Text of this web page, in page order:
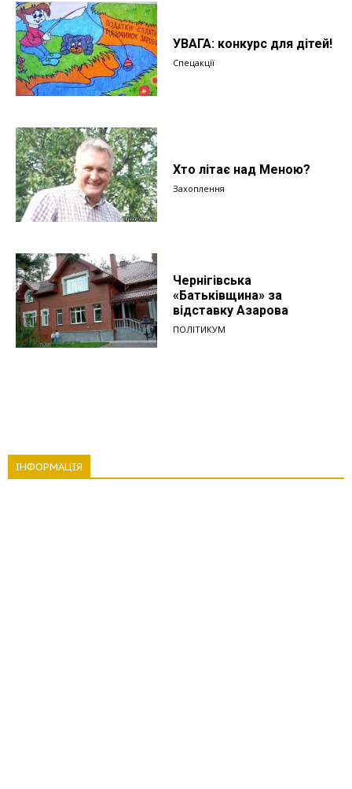
УВАГА: конкурс для дітей!
Спецакції
Хто літає над Меною?
Захоплення
Чернігівська
«Батьківщина» за
відставку Азарова
ПОЛІТИКУМ
ІНФОРМАЦІЯ